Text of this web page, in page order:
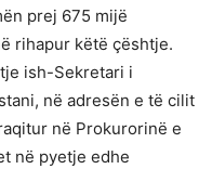
prej 675 mijë
rihapur këtë çështje.
ish-Sekretari i
në adresën e të cilit
në Prokurorinë e
në pyetje edhe